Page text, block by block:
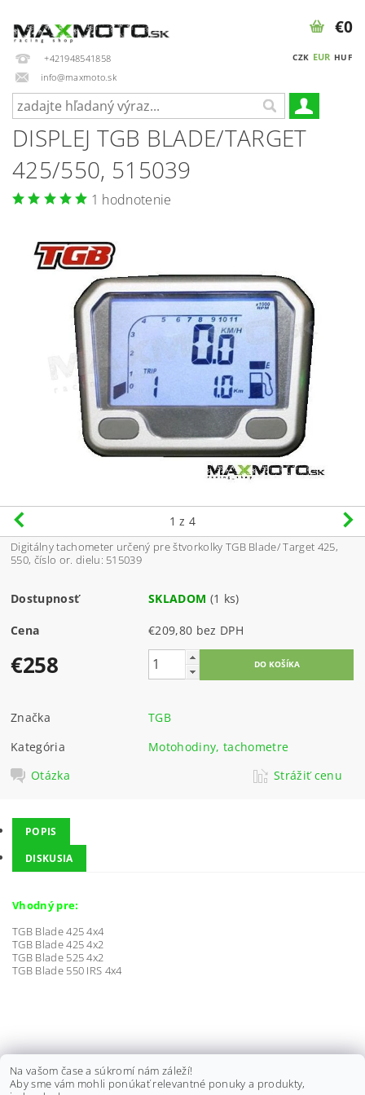
+421948541858
info@maxmoto.sk
CZK EUR HUF
€0
DISPLEJ TGB BLADE/TARGET
425/550, 515039
1 hodnotenie
1 z 4
Digitálny tachometer určený pre štvorkolky TGB Blade/ Target 425,
550, číslo or. dielu: 515039
Dostupnosť SKLADOM (1 ks)
Cena €209,80 bez DPH
€258
Značka
TGB
Kategória
Motohodiny, tachometre
Otázka
Strážiť cenu
POPIS
DISKUSIA
Vhodný pre:
TGB Blade 425 4x4
TGB Blade 425 4x2
TGB Blade 525 4x2
TGB Blade 550 IRS 4x4
KRYT RAMENA TGB TARGET 550
EFI IRS, PRAVÝ, 513371A
Na vašom čase a súkromí nám záleží!
Aby sme vám mohli ponúkať relevantné ponuky a produkty,